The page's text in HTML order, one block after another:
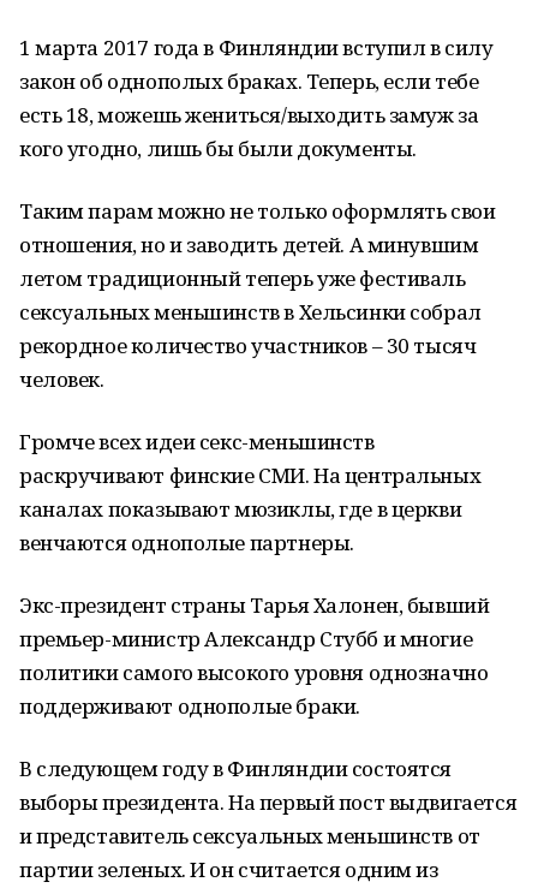
1 марта 2017 года в Финляндии вступил в силу
закон об однополых браках. Теперь, если тебе
есть 18, можешь жениться/выходить замуж за
кого угодно, лишь бы были документы.
Таким парам можно не только оформлять свои
отношения, но и заводить детей. А минувшим
летом традиционный теперь уже фестиваль
сексуальных меньшинств в Хельсинки собрал
рекордное количество участников – 30 тысяч
человек.
Громче всех идеи секс-меньшинств
раскручивают финские СМИ. На центральных
каналах показывают мюзиклы, где в церкви
венчаются однополые партнеры.
Экс-президент страны Тарья Халонен, бывший
премьер-министр Александр Стубб и многие
политики самого высокого уровня однозначно
поддерживают однополые браки.
В следующем году в Финляндии состоятся
выборы президента. На первый пост выдвигается
и представитель сексуальных меньшинств от
партии зеленых. И он считается одним из